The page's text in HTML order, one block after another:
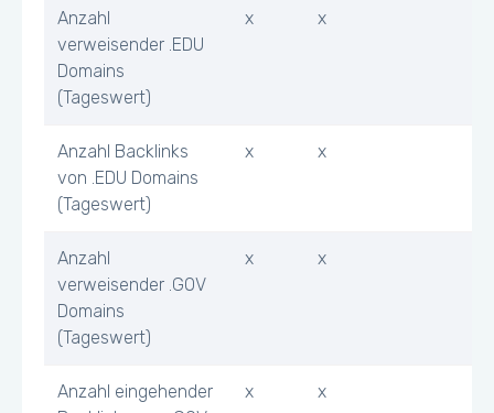
Anzahl
verweisender .EDU
Domains
(Tageswert)
x x
Anzahl Backlinks
von .EDU Domains
(Tageswert)
x x
Anzahl
verweisender .GOV
Domains
(Tageswert)
x x
Anzahl eingehender
x x